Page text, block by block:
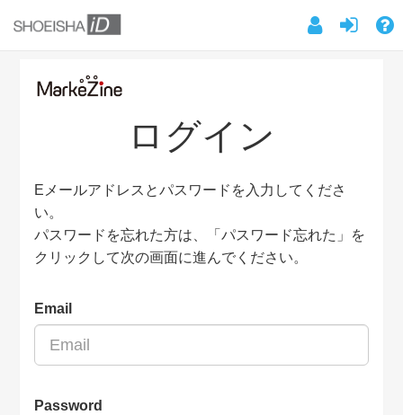
ログイン
Eメールアドレスとパスワードを入力してくださ
い。
パスワードを忘れた方は、「パスワード忘れた」を
クリックして次の画面に進んでください。
Email
Password